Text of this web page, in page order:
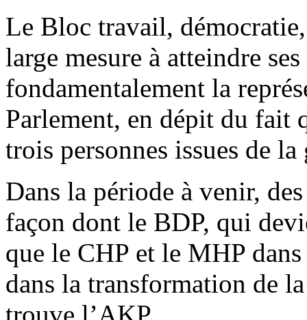
Le Bloc travail,
large mesure à atteindre
fondamentalement la
Parlement, en dépit du fait
trois personnes issues de
Dans la période à venir,
façon dont le BDP, qui
que le CHP et le MHP
dans la transformation de
trouve l’AKP.